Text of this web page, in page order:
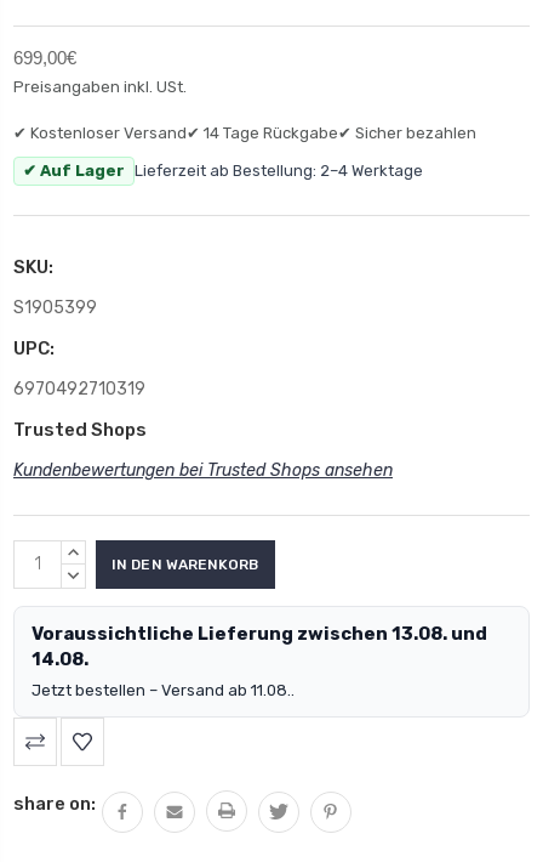
699,00€
Preisangaben inkl. USt.
✔ Kostenloser Versand✔ 14 Tage Rückgabe✔ Sicher bezahlen
✔ Auf Lager Lieferzeit ab Bestellung: 2–4 Werktage
SKU:
S1905399
UPC:
6970492710319
Trusted Shops
Kundenbewertungen bei Trusted Shops ansehen
MENGE
ERHÖHEN:
MENGE
Voraussichtliche Lieferung zwischen 13.08. und
14.08.
Jetzt bestellen – Versand ab 11.08..
share on: